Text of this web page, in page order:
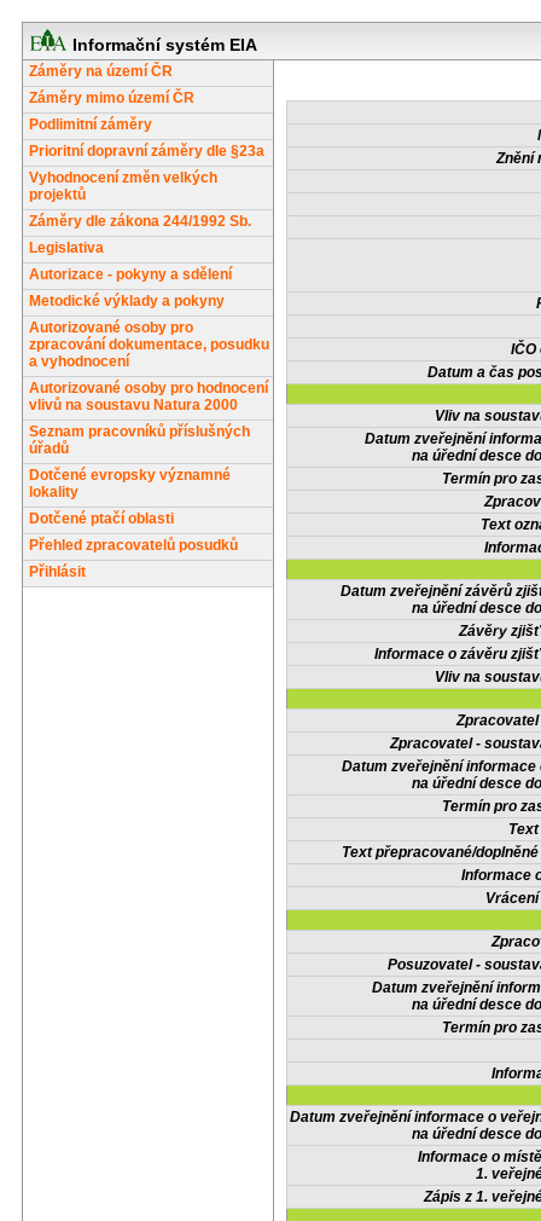
Informační systém EIA
Záměry na území ČR
Záměry mimo území ČR
Podlimitní záměry
Prioritní dopravní záměry dle §23a
Vyhodnocení změn velkých
projektů
Záměry dle zákona 244/1992 Sb.
Legislativa
Autorizace - pokyny a sdělení
Metodické výklady a pokyny
Autorizované osoby pro
zpracování dokumentace, posudku
a vyhodnocení
Autorizované osoby pro hodnocení
vlivů na soustavu Natura 2000
Seznam pracovníků příslušných
úřadů
Dotčené evropsky významné
lokality
Dotčené ptačí oblasti
Přehled zpracovatelů posudků
Přihlásit
Znění
IČO
Datum a čas
Vliv na
Datum zveřejnění
na úřední desce
Termín pro
Text
Datum zveřejnění závěrů
na úřední desce
Závěry
Informace o závěru
Vliv na
Zpracovatel -
Datum zveřejnění informace
na úřední desce
Termín pro
Text přepracované/
Informace
Posuzovatel -
Datum zveřejnění
na úřední desce
Termín pro
Datum zveřejnění informace o
na úřední desce
Informace o
1.
Zápis z 1.